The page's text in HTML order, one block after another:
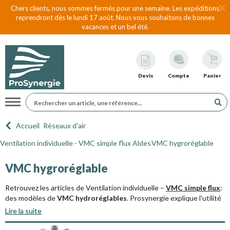
Chers clients, nous sommes fermés pour une semaine. Les expéditions
reprendront dès le lundi 17 août. Nous vous souhaitons de bonnes
vacances et un bel été.
Devis Compte Panier
Navigation
Accueil Réseaux d'air
Ventilation individuelle - VMC simple flux AldesVMC hygroréglable
VMC hygroréglable
Retrouvez les articles de Ventilation individuelle – VMC simple flux:
des modèles deVMC hydroréglables. Prosynergie explique l’utilité
et les avantages de la ventilation mécanique contrôlée. Dans ce
Lire la suite